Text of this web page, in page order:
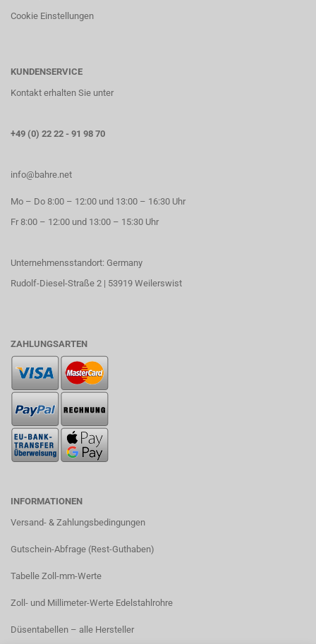
Cookie Einstellungen
KUNDENSERVICE
Kontakt erhalten Sie unter
+49 (0) 22 22 - 91 98 70
info@bahre.net
Mo – Do 8:00 – 12:00 und 13:00 – 16:30 Uhr
Fr 8:00 – 12:00 und 13:00 – 15:30 Uhr
Unternehmensstandort: Germany
Rudolf-Diesel-Straße 2 | 53919 Weilerswist
ZAHLUNGSARTEN
INFORMATIONEN
Versand- & Zahlungsbedingungen​
Gutschein-Abfrage (Rest-Guthaben)
Tabelle Zoll-mm-Werte
Zoll- und Millimeter-Werte Edelstahlrohre
Düsentabellen – alle Hersteller